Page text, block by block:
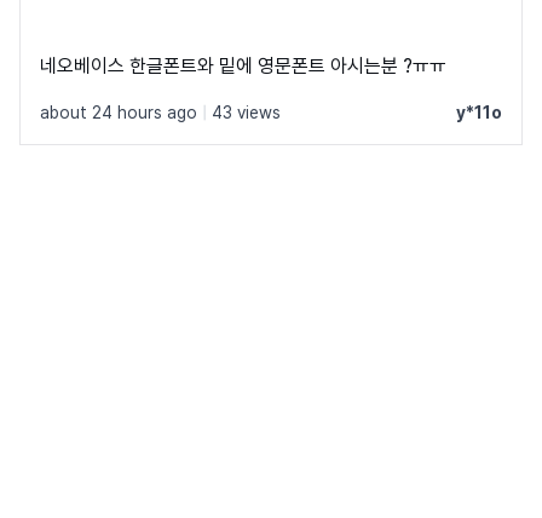
네오베이스 한글폰트와 밑에 영문폰트 아시는분 ?ㅠㅠ
about 24 hours ago 43 views y*11o